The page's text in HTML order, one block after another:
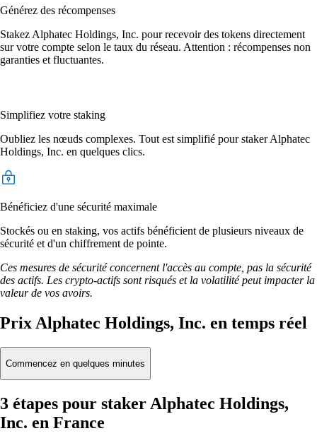
Générez des récompenses
Stakez Alphatec Holdings, Inc. pour recevoir des tokens directement
sur votre compte selon le taux du réseau. Attention : récompenses non
garanties et fluctuantes.
Simplifiez votre staking
Oubliez les nœuds complexes. Tout est simplifié pour staker Alphatec
Holdings, Inc. en quelques clics.
Bénéficiez d'une sécurité maximale
Stockés ou en staking, vos actifs bénéficient de plusieurs niveaux de
sécurité et d'un chiffrement de pointe.
Ces mesures de sécurité concernent l'accès au compte, pas la sécurité
des actifs. Les crypto-actifs sont risqués et la volatilité peut impacter la
valeur de vos avoirs.
Prix Alphatec Holdings, Inc. en temps réel
Commencez en quelques minutes
3 étapes pour staker Alphatec Holdings,
Inc. en France